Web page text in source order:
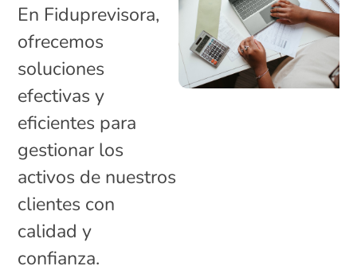
En Fiduprevisora,
ofrecemos
soluciones
efectivas y
eficientes para
gestionar los
activos de nuestros
clientes con
calidad y
confianza.